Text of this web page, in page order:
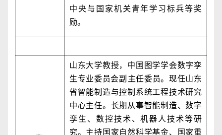
中央与国家机关青年学习标兵等奖
励。
山东大学教授，中国图学学会数字孪
生专业委员会副‌主任委员。现任山东
省智能制造与控制系统工程技术研究
中心主任。长期从事智能制造、数字
孪生、数控技术、机器人技术等研
究。主持国家自然科学基金、国家重